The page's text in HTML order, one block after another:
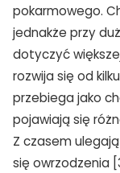
pokarmowego.
jednakże przy
dotyczyć
rozwija się od
przebiega jako
pojawiają się
Z czasem
się owrzodzenia